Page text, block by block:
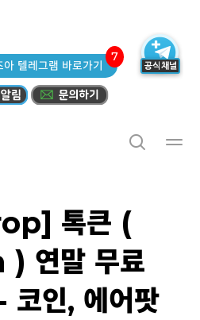
텔레그램 바로가기
7
톡큰 (
연말 무료
코인, 에어팟